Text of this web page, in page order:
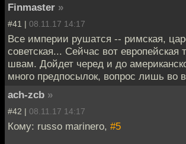
Finmaster »
#41 | 08.11.17 14:17
Все империи рушатся -- римская,
советская... Сейчас вот европейская
швам. Дойдет черед и до
много предпосылок, вопрос лишь во
ach-zcb »
#42 | 08.11.17 14:17
Кому: russo marinero, #5